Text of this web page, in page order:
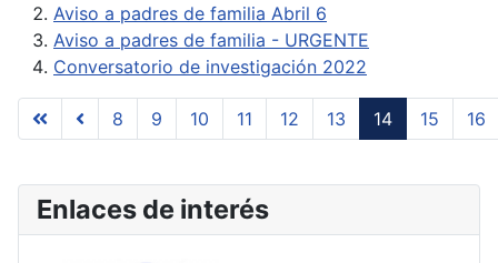
Aviso a padres de familia Abril 6
Aviso a padres de familia - URGENTE
Conversatorio de investigación 2022
Página 14 de 17
8 9 10 11 12 13 14 15 16
Enlaces de interés